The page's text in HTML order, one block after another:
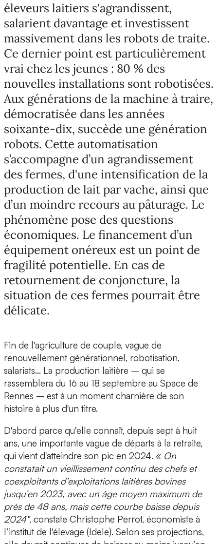
éleveurs laitiers s'agrandissent,
salarient davantage et investissent
massivement dans les robots de traite.
Ce dernier point est particulièrement
vrai chez les jeunes : 80 % des
nouvelles installations sont robotisées.
Aux générations de la machine à traire,
démocratisée dans les années
soixante-dix, succède une génération
robots. Cette automatisation
s’accompagne d’un agrandissement
des fermes, d'une intensification de la
production de lait par vache, ainsi que
d’un moindre recours au pâturage. Le
phénomène pose des questions
économiques. Le financement d’un
équipement onéreux est un point de
fragilité potentielle. En cas de
retournement de conjoncture, la
situation de ces fermes pourrait être
délicate.
Fin de l'agriculture de couple, vague de
renouvellement générationnel, robotisation,
salariats... La production laitière – qui se
rassemblera du 16 au 18 septembre au Space de
Rennes – est à un moment charnière de son
histoire à plus d'un titre.
D'abord parce qu'elle connaît, depuis sept à huit
ans, une importante vague de départs à la retraite,
qui vient d'atteindre son pic en 2024. « On
constatait un vieillissement continu des chefs et
coexploitants d’exploitations laitières bovines
jusqu’en 2023, avec un âge moyen maximum de
près de 48 ans, mais cette courbe baisse depuis
2024", constate Christophe Perrot, économiste à
l’institut de l'élevage (Idele). Selon ses projections,